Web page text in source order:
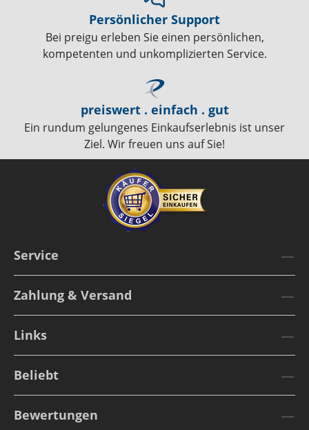
Persönlicher Support
Bei preigu erleben Sie einen persönlichen,
kompetenten und unkomplizierten Service.
preiswert . einfach . gut
Ein rundum gelungenes Einkaufserlebnis ist unser
Ziel. Wir freuen uns auf Sie!
Service
Zahlung & Versand
Links
Beliebt
Bewertungen